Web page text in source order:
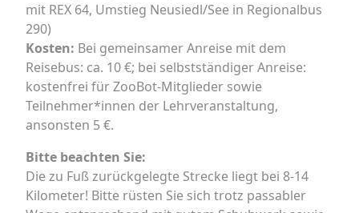
mit REX 64, Umstieg Neusiedl/See in Regionalbus
290)
Kosten: Bei gemeinsamer Anreise mit dem
Reisebus: ca. 10 €; bei selbstständiger Anreise:
kostenfrei für ZooBot-Mitglieder sowie
Teilnehmer*innen der Lehrveranstaltung,
ansonsten 5 €.
Bitte beachten Sie:
Die zu Fuß zurückgelegte Strecke liegt bei 8-14
Kilometer! Bitte rüsten Sie sich trotz passabler